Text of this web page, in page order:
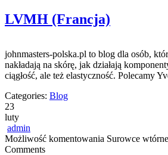
LVMH (Francja)
johnmasters-polska.pl to blog dla osób,
nakładają na skórę, jak działają
ciągłość, ale też elastyczność. Polecamy
Categories: Blog
23
luty
admin
Możliwość komentowania Surowce wtórne
Comments